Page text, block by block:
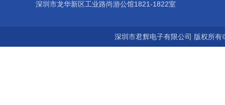
深圳市龙华新区工业路尚游公馆1821-1822室
深圳市君辉电子有限公司 版权所